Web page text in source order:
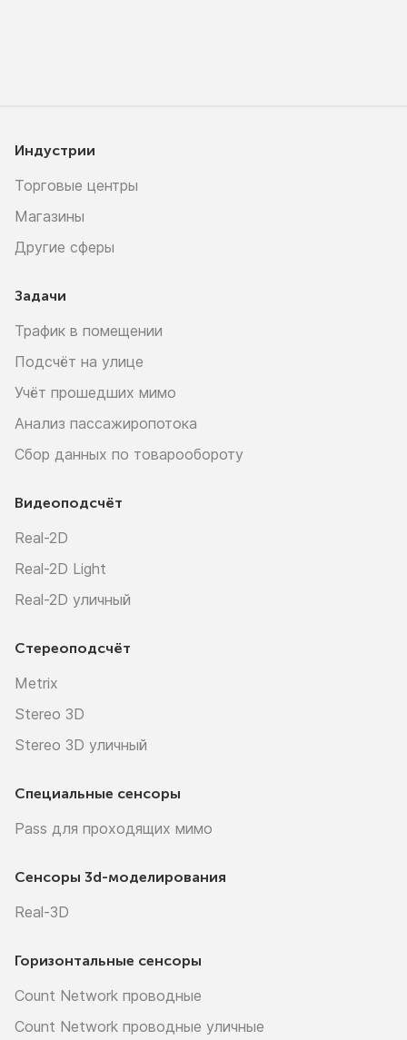
Индустрии
Торговые центры
Магазины
Другие сферы
Задачи
Трафик в помещении
Подсчёт на улице
Учёт прошедших мимо
Анализ пассажиропотока
Сбор данных по товарообороту
Видеоподсчёт
Real-2D
Real-2D Light
Real-2D уличный
Стереоподсчёт
Metrix
Stereo 3D
Stereo 3D уличный
Специальные сенсоры
Pass для проходящих мимо
Сенсоры 3d-моделирования
Real-3D
Горизонтальные сенсоры
Count Network проводные
Count Network проводные уличные